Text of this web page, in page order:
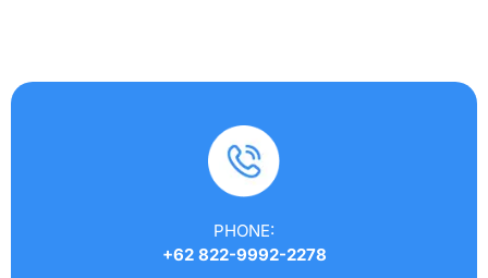
PHONE:
+62 822-9992-2278